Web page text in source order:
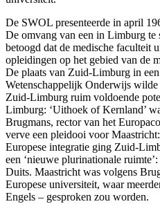
De SWOL presenteerde in april
De omvang van een in Limburg te
betoogd dat de medische faculteit
opleidingen op het gebied van de
De plaats van Zuid-Limburg in
Wetenschappelijk Onderwijs
Zuid-Limburg ruim voldoende
Limburg: ‘Uithoek of Kernland’
Brugmans, rector van het
verve een pleidooi voor
Europese integratie ging Zuid-
een ‘nieuwe plurinationale
Duits. Maastricht was volgens
Europese universiteit, waar
Engels – gesproken zou worden.